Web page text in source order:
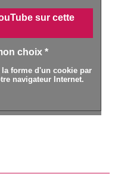
sur cette
choix *
forme d'un cookie par
navigateur Internet.